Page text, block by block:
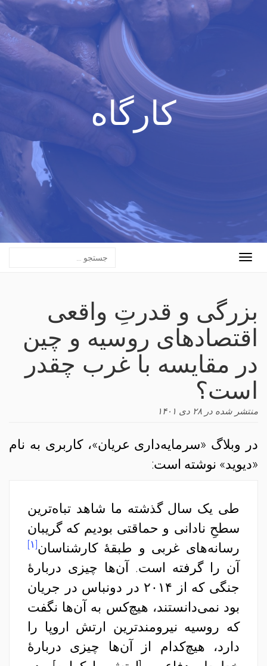
کارگاه
Toggle
بزرگی و قدرتِ واقعی
اقتصادهای روسیه و چین
در مقایسه با غرب چقدر
است؟
منتشر شده در ۲۸ دی ۱۴۰۱
در وبلاگ «سرمایه‌داری عریان»، کاربری به نام
«دیوید» نوشته است:
طی یک سال گذشته ما شاهد تباه‌ترین
سطحِ نادانی و حماقتی بودیم که گریبان
رسانه‌های غربی و طبقهٔ کارشناسان[۱]
آن را گرفته است. آن‌ها چیزی دربارهٔ
جنگی که از ۲۰۱۴ در دونباس در جریان
بود نمی‌دانستند، هیچ‌کس به آن‌ها نگفت
که روسیه نیرومندترین ارتش اروپا را
دارد، هیچ‌کدام‌ از آن‌ها چیزی دربارهٔ